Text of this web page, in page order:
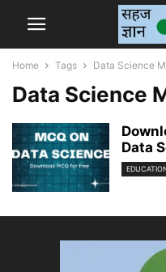
Home Tags Data Science
Data Science
Data